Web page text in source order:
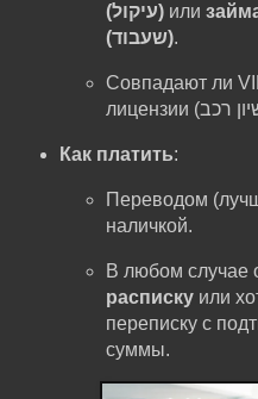
(עיקול) или
(שעבוד).
Совпадают ли
Как платить:
Переводом
наличкой.
В любом случае
расписку или
переписку с
суммы.